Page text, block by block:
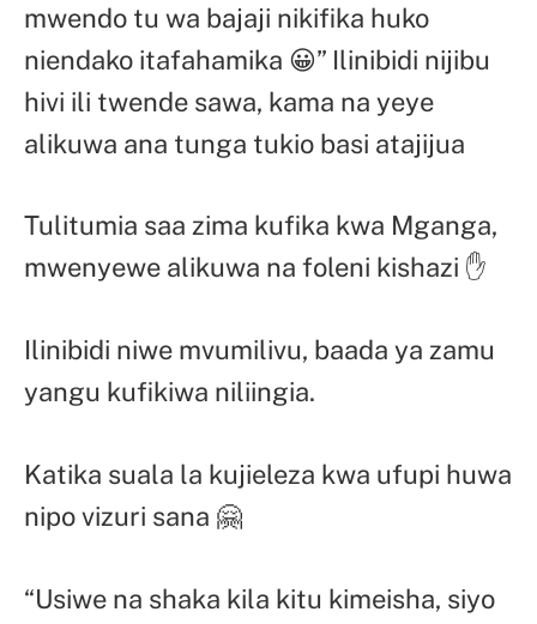
mwendo tu wa bajaji nikifika huko
niendako itafahamika 😀” Ilinibidi nijibu
hivi ili twende sawa, kama na yeye
alikuwa ana tunga tukio basi atajijua
Tulitumia saa zima kufika kwa Mganga,
mwenyewe alikuwa na foleni kishazi ✋
Ilinibidi niwe mvumilivu, baada ya zamu
yangu kufikiwa niliingia.
Katika suala la kujieleza kwa ufupi huwa
nipo vizuri sana 🤗
“Usiwe na shaka kila kitu kimeisha, siyo